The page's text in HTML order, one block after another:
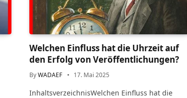
Welchen Einfluss hat die Uhrzeit auf
den Erfolg von Veröffentlichungen?
ByWADAEF 17. Mai 2025
InhaltsverzeichnisWelchen Einfluss hat die